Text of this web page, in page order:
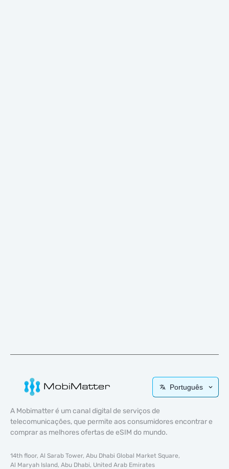
Português
A Mobimatter é um canal digital de serviços de
telecomunicações, que permite aos consumidores encontrar e
comprar as melhores ofertas de eSIM do mundo.
14th floor, Al Sarab Tower, Abu Dhabi Global Market Square,
Al Maryah Island, Abu Dhabi, United Arab Emirates